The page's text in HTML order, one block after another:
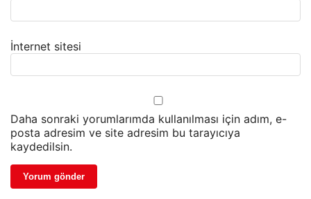
İnternet sitesi
Daha sonraki yorumlarımda kullanılması için adım, e-
posta adresim ve site adresim bu tarayıcıya
kaydedilsin.